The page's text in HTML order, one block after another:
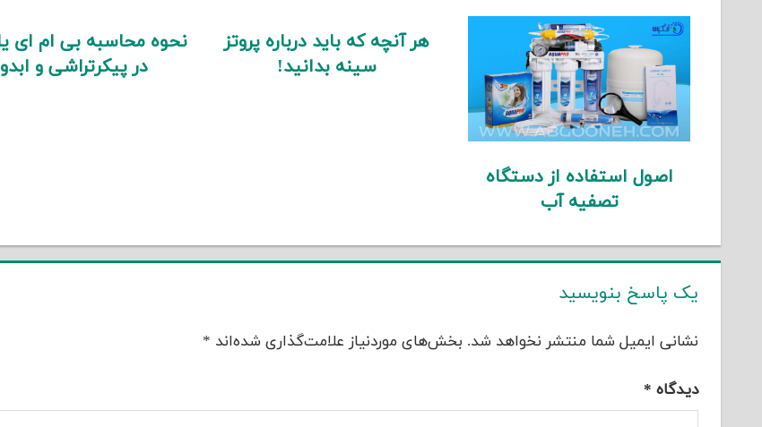
اصول استفاده از دستگاه
تصفیه آب
هر آنچه که باید درباره پروتز
سینه بدانید!
در پیکرتراشی و ابدو
یک پاسخ بنویسید
نشانی ایمیل شما منتشر نخواهد شد. بخش‌های موردنیاز علامت‌گذاری شده‌اند *
دیدگاه *